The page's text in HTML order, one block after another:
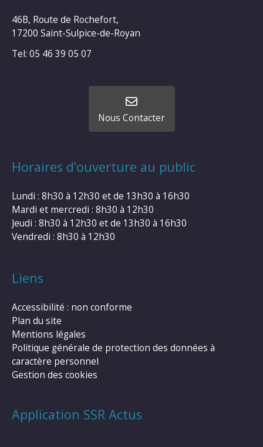
46B, Route de Rochefort,
17200 Saint-Sulpice-de-Royan
Tel: 05 46 39 05 07
Nous Contacter
Horaires d’ouverture au public
Lundi : 8h30 à 12h30 et de 13h30 à 16h30
Mardi et mercredi : 8h30 à 12h30
Jeudi : 8h30 à 12h30 et de 13h30 à 16h30
Vendredi : 8h30 à 12h30
Liens
Accessibilité : non conforme
Plan du site
Mentions légales
Politique générale de protection des données à
caractère personnel
Gestion des cookies
Application SSR Actus